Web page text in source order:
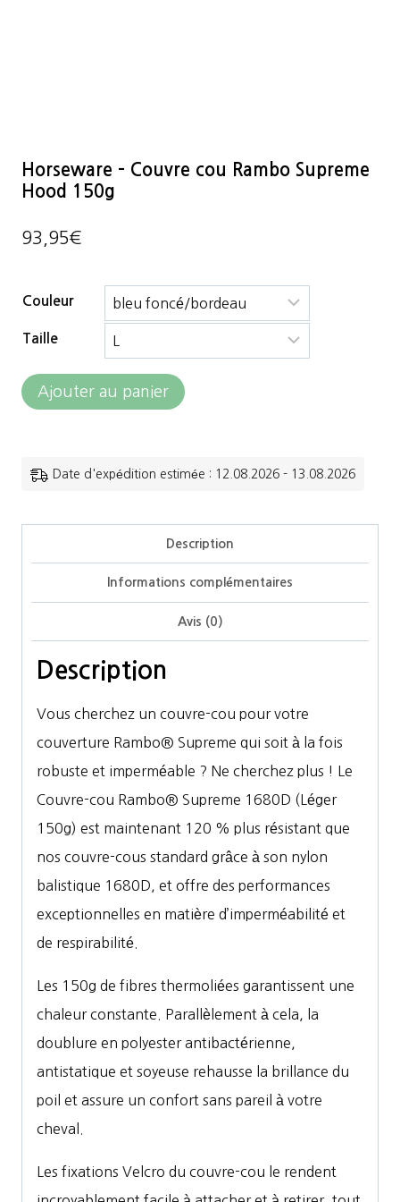
Horseware – Couvre cou Rambo Supreme
Hood 150g
93,95€
Couleur
Taille
quantité
150g
Ajouter au panier
Date d'expédition estimée : 12.08.2026 - 13.08.2026
Description
Informations complémentaires
Avis (0)
Description
Vous cherchez un couvre-cou pour votre
couverture Rambo® Supreme qui soit à la fois
robuste et imperméable ? Ne cherchez plus ! Le
Couvre-cou Rambo® Supreme 1680D (Léger
150g) est maintenant 120 % plus résistant que
nos couvre-cous standard grâce à son nylon
balistique 1680D, et offre des performances
exceptionnelles en matière d’imperméabilité et
de respirabilité.
Les 150g de fibres thermoliées garantissent une
chaleur constante. Parallèlement à cela, la
doublure en polyester antibactérienne,
antistatique et soyeuse rehausse la brillance du
poil et assure un confort sans pareil à votre
cheval.
Les fixations Velcro du couvre-cou le rendent